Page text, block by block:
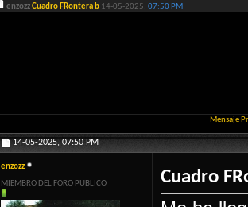
enzozzCuadro FRontera b 14-05-2025, 07:50 PM
Mensaje
14-05-2025, 07:50 PM
enzozz
MIEMBRO DEL FORO PUBLICO
Cuadro